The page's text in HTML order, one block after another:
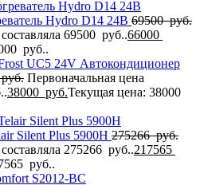
Hydro D14 24В 69500руб.
69500 руб..66000
руб..
Автокондиционер
Первоначальная цена
38000 руб.Текущая цена: 38000
Silent Plus 5900H 275266руб.
275266 руб..217565
руб..